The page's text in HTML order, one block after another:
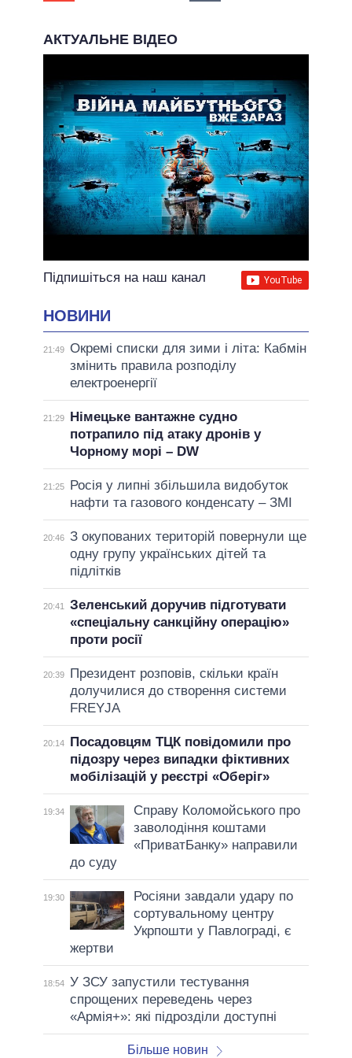
АКТУАЛЬНЕ ВІДЕО
Підпишіться на наш канал
НОВИНИ
21:49 Окремі списки для зими і літа: Кабмін
змінить правила розподілу
електроенергії
21:29
Німецьке вантажне судно
потрапило під атаку дронів у
Чорному морі – DW
21:25
Росія у липні збільшила видобуток
нафти та газового конденсату – ЗМІ
20:46 З окупованих територій повернули ще
одну групу українських дітей та
підлітків
20:41
Зеленський доручив підготувати
«спеціальну санкційну операцію»
проти росії
20:39
Президент розповів, скільки країн
долучилися до створення системи
FREYJA
20:14
Посадовцям ТЦК повідомили про
підозру через випадки фіктивних
мобілізацій у реєстрі «Оберіг»
19:34
Справу Коломойського про
заволодіння коштами
«ПриватБанку» направили
до суду
19:30
Росіяни завдали удару по
сортувальному центру
Укрпошти у Павлограді, є
жертви
18:54 У ЗСУ запустили тестування
спрощених переведень через
«Армія+»: які підрозділи доступні
Більше новин